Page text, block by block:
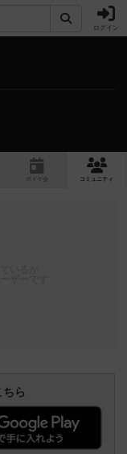
ログイン
ボ ドゲ コミュニティ
ら